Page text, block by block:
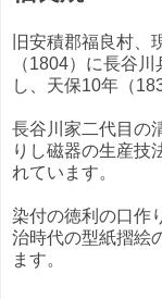
旧安積郡福良村
（1804）に長谷
し、天保10年（
長谷川家二代目の
りし磁器の生産技
れています。
染付の徳利の口作
治時代の型紙摺絵
ます。